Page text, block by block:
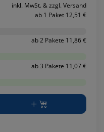
inkl. MwSt. & zzgl. Versand
ab 1 Paket 12,51 €
ab 2 Pakete 11,86 €
ab 3 Pakete 11,07 €